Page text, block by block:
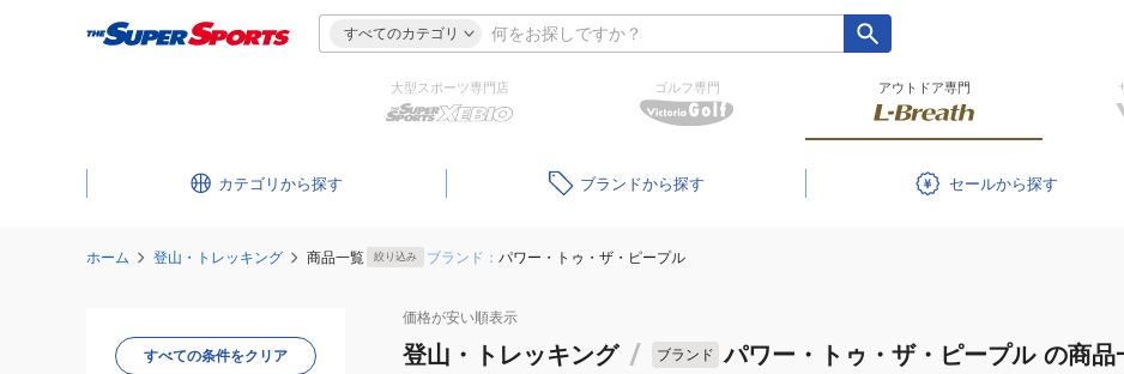
すべてのカテゴリ
大型スポーツ専門店 ゴルフ専門 アウトドア専門
カテゴリ ブランド セール
ホーム 登山・トレッキング 商品一覧 絞り込み ブランド： パワー・トゥ・ザ・ピープル
価格が安い順表示
登山・トレッキング / ブランド パワー・トゥ・ザ・ピープル の商品
すべての条件をクリア